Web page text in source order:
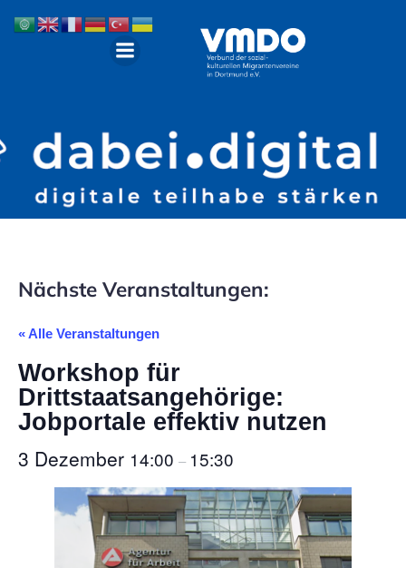
Nächste Veranstaltungen:
« Alle Veranstaltungen
Workshop für
Drittstaatsangehörige:
Jobportale effektiv nutzen
3 Dezember 14:00 – 15:30